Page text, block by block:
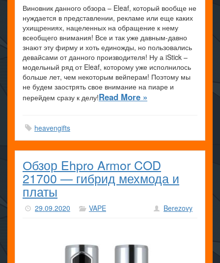
Виновник данного обзора – Eleaf, который вообще не
нуждается в представлении, рекламе или еще каких
ухищрениях, нацеленных на обращение к нему
всеобщего внимания! Все и так уже давным-давно
знают эту фирму и хоть единожды, но пользовались
девайсами от данного производителя! Ну а iStick –
модельный ряд от Eleaf, которому уже исполнилось
больше лет, чем некоторым вейперам! Поэтому мы
не будем заострять свое внимание на пиаре и
перейдем сразу к делу!Read More »
heavengifts
Обзор Ehpro Armor COD
21700 — гибрид мехмода и
платы
29.09.2020 VAPE Berezovy